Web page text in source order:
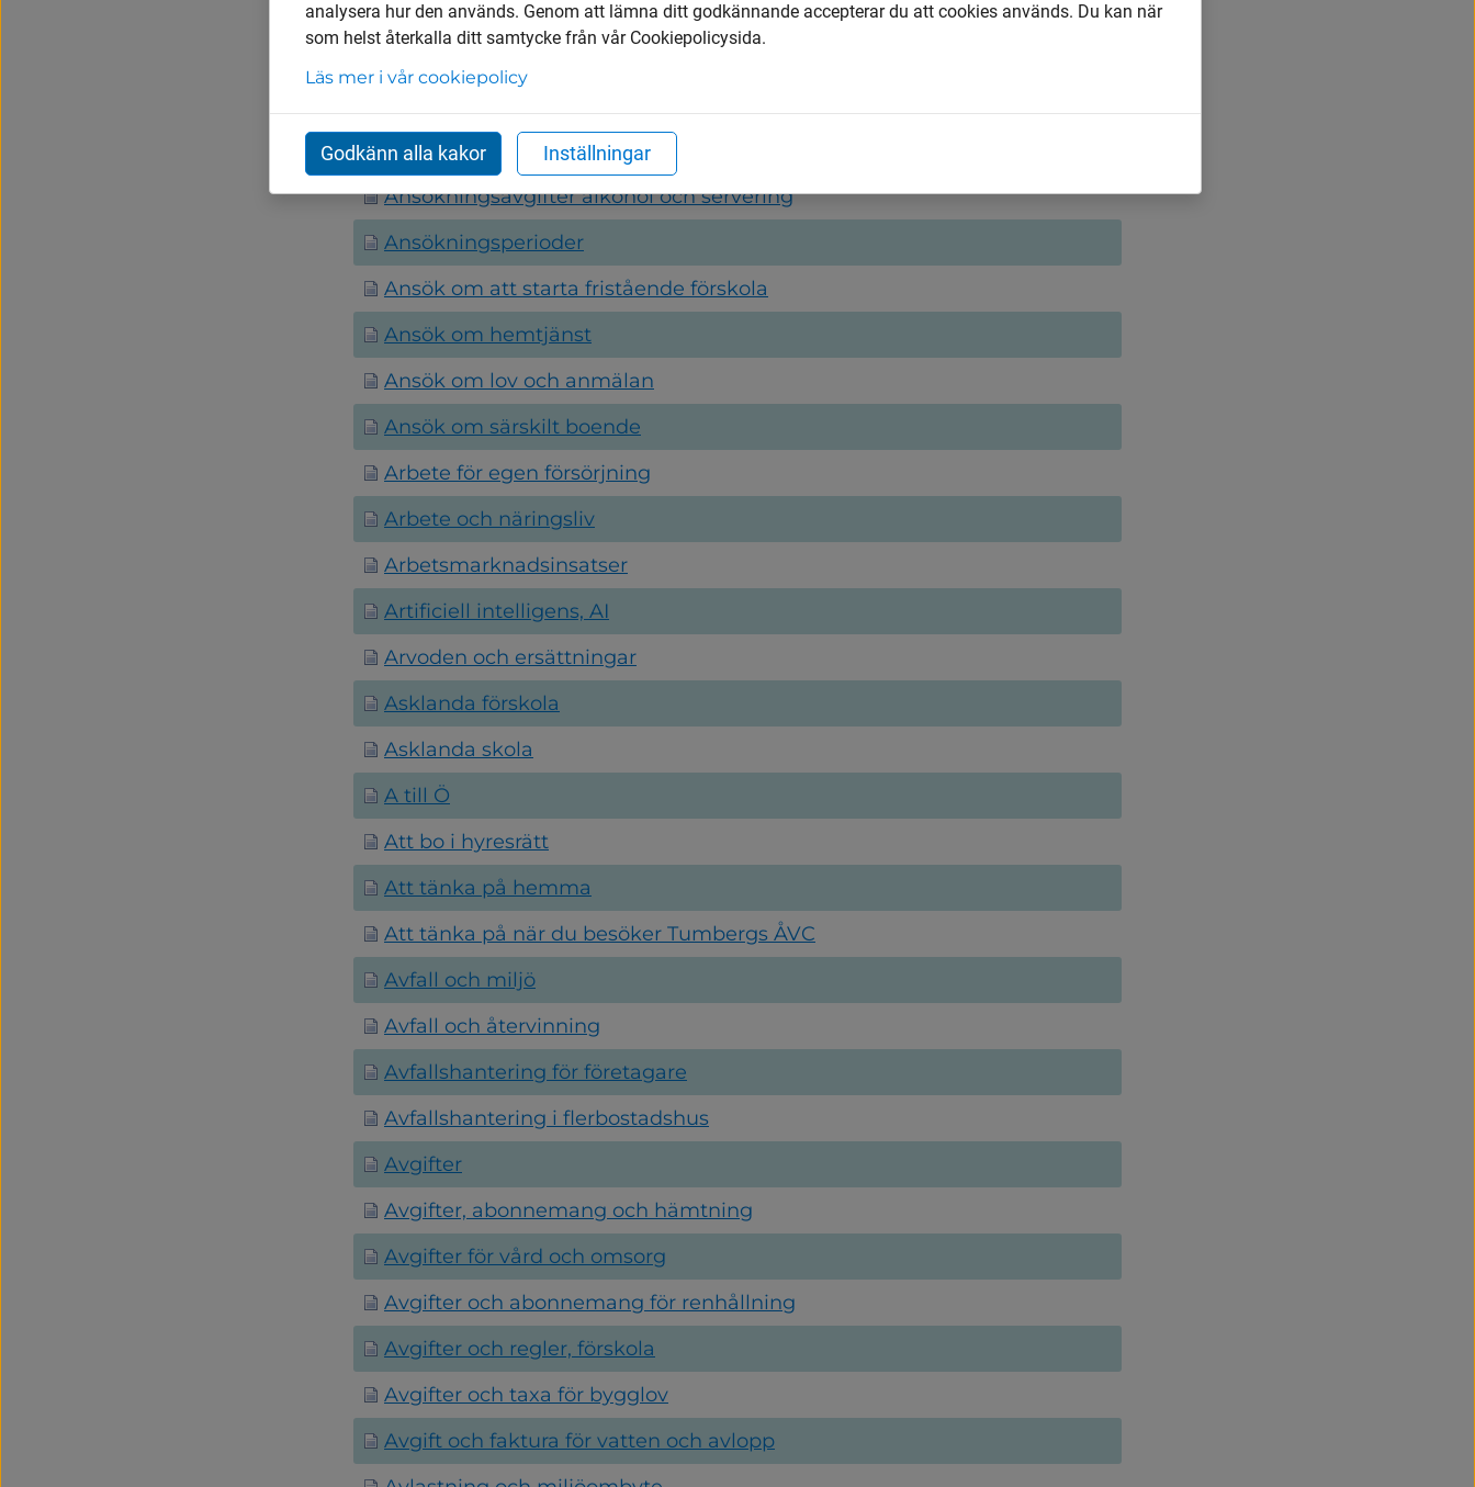
Ansökan till anpassad grundskola
Ansöka om stöd
Ansökningsavgifter alkohol och servering
Ansökningsperioder
Ansök om att starta fristående förskola
Ansök om hemtjänst
Ansök om lov och anmälan
Ansök om särskilt boende
Arbete för egen försörjning
Arbete och näringsliv
Arbetsmarknadsinsatser
Artificiell intelligens, AI
Arvoden och ersättningar
Asklanda förskola
Asklanda skola
A till Ö
Att bo i hyresrätt
Att tänka på hemma
Att tänka på när du besöker Tumbergs ÅVC
Avfall och miljö
Avfall och återvinning
Avfallshantering för företagare
Avfallshantering i flerbostadshus
Avgifter
Avgifter, abonnemang och hämtning
Avgifter för vård och omsorg
Avgifter och abonnemang för renhållning
Avgifter och regler, förskola
Avgifter och taxa för bygglov
Avgift och faktura för vatten och avlopp
analysera hur den används. Genom att lämna ditt godkännande accepterar du att cookies används. Du kan när
som helst återkalla ditt samtycke från vår Cookiepolicysida.
Läs mer i vår cookiepolicy
Godkänn alla kakor Inställningar